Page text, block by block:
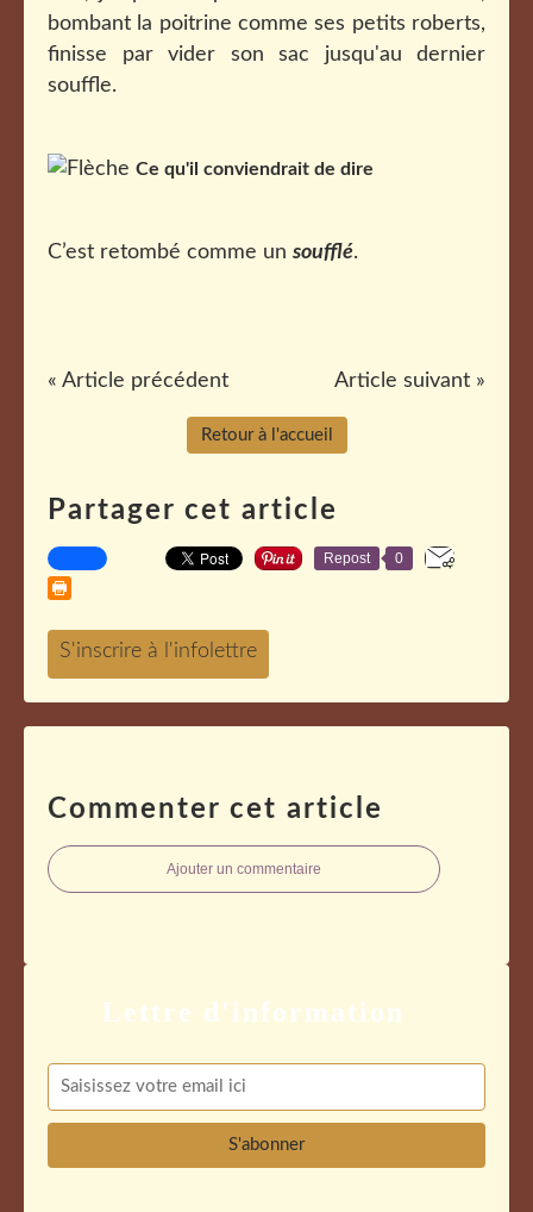
bombant la poitrine comme ses petits roberts,
finisse par vider son sac jusqu'au dernier
souffle.
Ce qu'il conviendrait de dire
C’est retombé comme un soufflé.
« Article précédent Article suivant »
Retour à l'accueil
Partager cet article
Repost 0
Commenter cet article
Ajouter un commentaire